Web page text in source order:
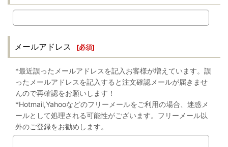
メールアドレス [必須]
*最近誤ったメールアドレスを記入お客様が増えています。誤
ったメールアドレスを記入すると注文確認メールが届きませ
んので再確認をお願いします！
*Hotmail,Yahooなどのフリーメールをご利用の場合、迷惑メ
ールとして処理される可能性がございます。フリーメール以
外のご登録をお勧めします。